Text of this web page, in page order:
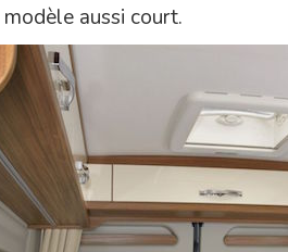
aussi court.